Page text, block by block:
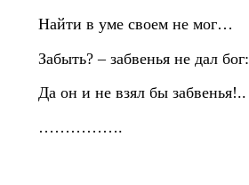
Найти в уме своем не мог…
Забыть? – забвенья не дал бог:
Да он и не взял бы забвенья!..
…………….